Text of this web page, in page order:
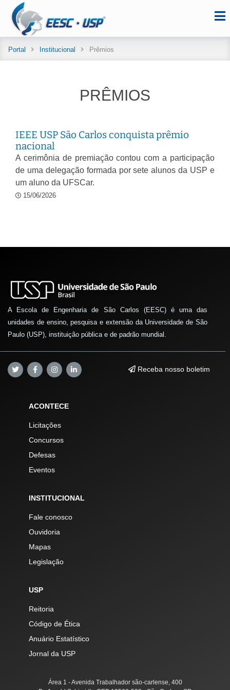
Portal Institucional Prêmios
PRÊMIOS
IEEE USP São Carlos conquista prêmio
nacional
A cerimônia de premiação contou com a participação
de uma delegação formada por sete alunos da USP e
um aluno da UFSCar.
15/06/2026
A Escola de Engenharia de São Carlos (EESC) é uma das
unidades de ensino, pesquisa e extensão da Universidade de São
Paulo (USP), instituição pública e de padrão mundial.
Receba nosso boletim
ACONTECE
Licitações
Concursos
Defesas
Eventos
INSTITUCIONAL
Fale conosco
Ouvidoria
Mapas
Legislação
USP
Reitoria
Código de Ética
Anuário Estatístico
Jornal da USP
Área 1 - Avenida Trabalhador são-carlense, 400